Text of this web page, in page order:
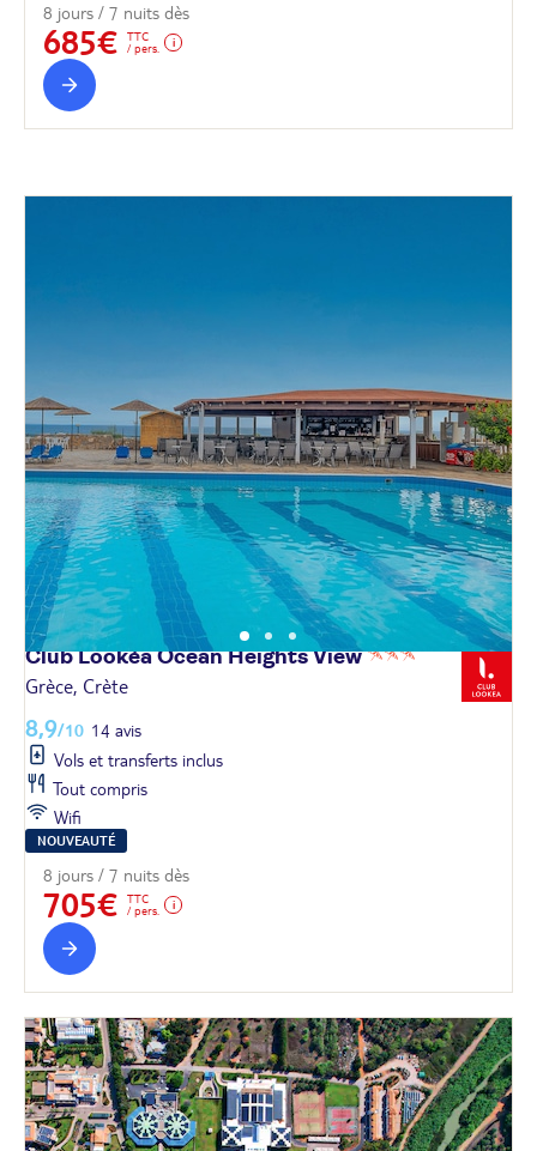
8 jours / 7 nuits dès
685€
TTC
/ pers.
Club Lookéa Ocean HeightsView
Grèce, Crète
8,9/10 14 avis
Vols et transferts inclus
Tout compris
Wifi
NOUVEAUTÉ
8 jours / 7 nuits dès
705€
TTC
/ pers.